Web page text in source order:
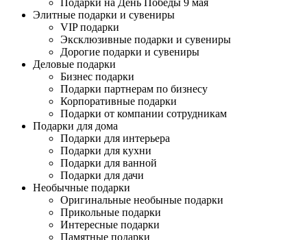
Подарки на День Победы 9 мая
Элитные подарки и сувениры
VIP подарки
Эксклюзивные подарки и сувениры
Дорогие подарки и сувениры
Деловые подарки
Бизнес подарки
Подарки партнерам по бизнесу
Корпоративные подарки
Подарки от компании сотрудникам
Подарки для дома
Подарки для интерьера
Подарки для кухни
Подарки для ванной
Подарки для дачи
Необычные подарки
Оригинальные необыные подарки
Прикольные подарки
Интересные подарки
Памятные подарки